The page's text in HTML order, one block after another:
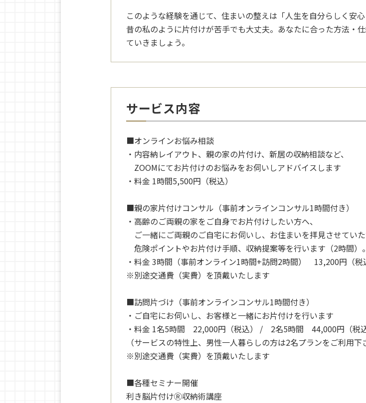
このような経験を通じて、住まいの整えは「人生を自分らしく安
昔の私のように片付けが苦手でも大丈夫。あなたに合った方法・
ていきましょう。
サービス内容
■オンラインお悩み相談
・内容納レイアウト、親の家の片付け、新居の収納相談など、
ZOOMにてお片付けのお悩みをお伺いしアドバイスします
・料金 1時間5,500円（税込）
■親の家片付けコンサル（事前オンラインコンサル1時間付き）
・高齢のご両親の家をご自身でお片付けしたい方へ、
ご一緒にご両親のご自宅にお伺いし、お住まいを拝見させてい
危険ポイントやお片付け手順、収納提案等を行います（2時間）。
・料金 3時間（事前オンライン1時間+訪問2時間） 13,200円（
※別途交通費（実費）を頂戴いたします
■訪問片づけ（事前オンラインコンサル1時間付き）
・ご自宅にお伺いし、お客様と一緒にお片付けを行います
・料金 1名5時間 22,000円（税込） / 2名5時間 44,000円（税
（サービスの特性上、男性一人暮らしの方は2名プランをご利用下
※別途交通費（実費）を頂戴いたします
■各種セミナー開催
利き脳片付けⓇ収納術講座